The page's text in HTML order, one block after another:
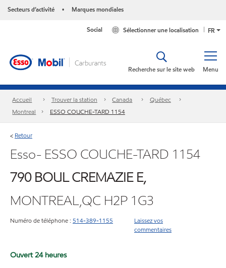
Secteurs d’activité • Marques mondiales
FR
Sélectionner une localisation
Social
Menu
Recherche sur le site web
Accueil Trouver la station Canada
Québec
Montreal
ESSO COUCHE-TARD 1154
< Retour
Esso- ESSO COUCHE-TARD 1154
790 BOUL CREMAZIE E,
MONTREAL,QC H2P 1G3
Numéro de téléphone : 514-389-1155
Laissez vos
commentaires
Ouvert 24 heures